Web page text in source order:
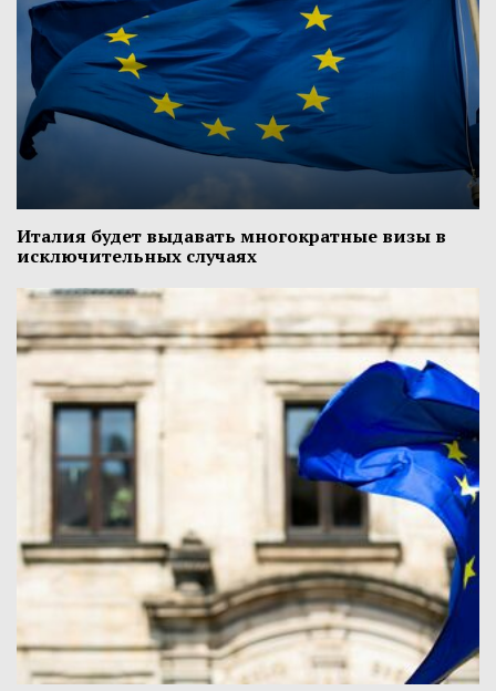
Италия будет выдавать многократные визы в
исключительных случаях